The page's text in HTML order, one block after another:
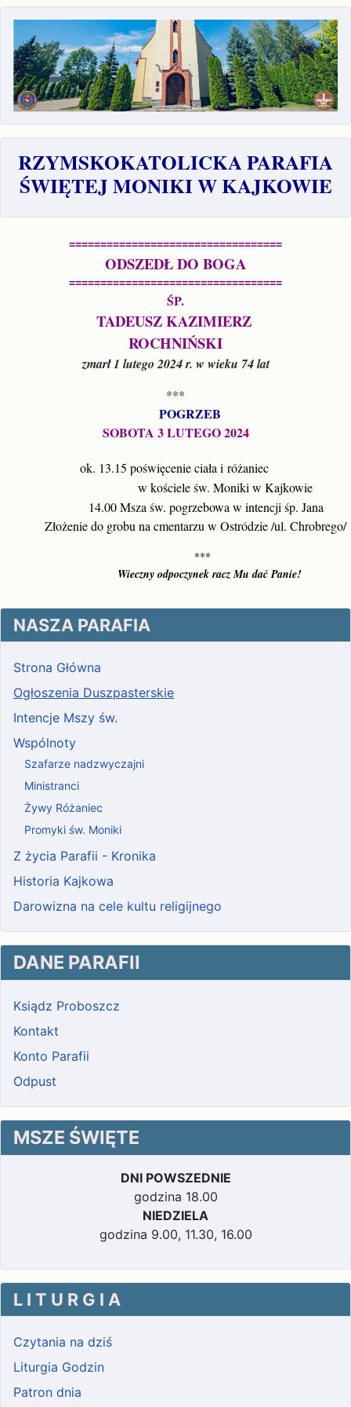
RZYMSKOKATOLICKA PARAFIA
ŚWIĘTEJ MONIKI W KAJKOWIE
==================================
ODSZEDŁ DO BOGA
==================================
ŚP.
TADEUSZ KAZIMIERZ
ROCHNIŃSKI
zmarł 1 lutego 2024 r. w wieku 74 lat
***
POGRZEB
SOBOTA 3 LUTEGO 2024
ok. 13.15 poświęcenie ciała i różaniec
w kościele św. Moniki w Kajkowie
14.00 Msza św. pogrzebowa w intencji śp. Jana
Złożenie do grobu na cmentarzu w Ostródzie /ul. Chrobrego/
***
Wieczny odpoczynek racz Mu dać Panie!
NASZA PARAFIA
Strona Główna
Ogłoszenia Duszpasterskie
Intencje Mszy św.
Wspólnoty
Szafarze nadzwyczajni
Ministranci
Żywy Różaniec
Promyki św. Moniki
Z życia Parafii - Kronika
Historia Kajkowa
Darowizna na cele kultu religijnego
DANE PARAFII
Ksiądz Proboszcz
Kontakt
Konto Parafii
Odpust
MSZE ŚWIĘTE
DNI POWSZEDNIE
godzina 18.00
NIEDZIELA
godzina 9.00, 11.30, 16.00
L I T U R G I A
Czytania na dziś
Liturgia Godzin
Patron dnia